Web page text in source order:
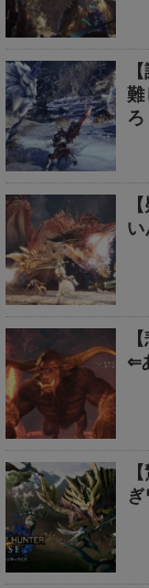
難
ろ
い
⇐